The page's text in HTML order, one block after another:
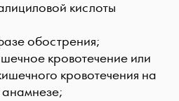
кислоты
обострения;
кровотечение или
кровотечения на